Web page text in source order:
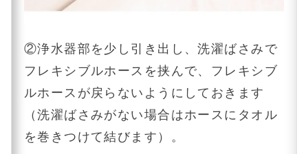
②浄水器部を少し引き出し、洗濯ばさみで
フレキシブルホースを挟んで、フレキシブ
ルホースが戻らないようにしておきます
（洗濯ばさみがない場合はホースにタオル
を巻きつけて結びます）。